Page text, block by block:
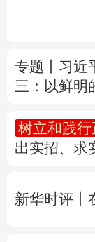
广东
四川
陕西
新疆
专题丨 习近
三：以鲜明
树立和践行
出实招、求
新华时评丨